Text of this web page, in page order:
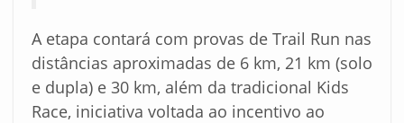
A etapa contará com provas de Trail Run nas
distâncias aproximadas de 6 km, 21 km (solo
e dupla) e 30 km, além da tradicional Kids
Race, iniciativa voltada ao incentivo ao